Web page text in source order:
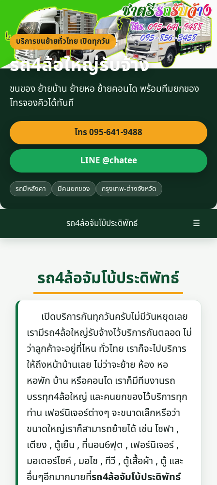
บริการขนย้ายทั่วไทย เปิดทุกวัน
รถ4ล้อใหญ่รับจ้าง
ขนของ ย้ายบ้าน ย้ายหอ ย้ายคอนโด พร้อมทีมยกของ
โทรจองคิวได้ทันที
โทร 095-641-9488
LINE @chatee
รถมีหลังคา มีคนยกของ กรุงเทพ-ต่างจังหวัด
☰
รถ4ล้อจัมโบ้ประดิพัทธ์
รถ4ล้อจัมโบ้ประดิพัทธ์
เปิดบริการกันทุกวันครับไม่มีวันหยุดเลย
เรามีรถ4ล้อใหญ่รับจ้างไว้บริการกันตลอด ไม่
ว่าลูกค้าจะอยู่ที่ไหน ทั่วไทย เราก็จะไปบริการ
ให้ถึงหน้าบ้านเลย ไม่ว่าจะย้าย ห้อง หอ
หอพัก บ้าน หรือคอนโด เราก็มีทีมงานรถ
บรรทุก4ล้อใหญ่ และคนยกของไว้บริการทุก
ท่าน เฟอร์นิเจอร์ต่างๆ จะขนาดเล็กหรือว่า
ขนาดใหญ่เราก็สามารถย้ายได้ เช่น โซฟา ,
เตียง , ตู้เย็น , ที่นอน6ฟุต , เฟอร์นิเจอร์ ,
มอเตอร์ไซค์ , มอไซ , ทีวี , ตู้เสื้อผ้า , ตู้ และ
อื่นๆอีกมากมายที่รถ4ล้อจัมโบ้ประดิพัทธ์